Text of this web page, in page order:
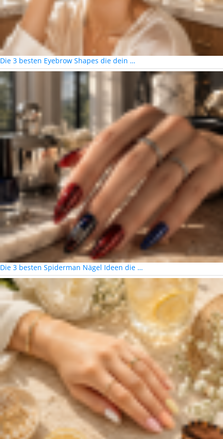
Die 3 besten Eyebrow Shapes die dein …
Die 3 besten Spiderman Nägel Ideen die …